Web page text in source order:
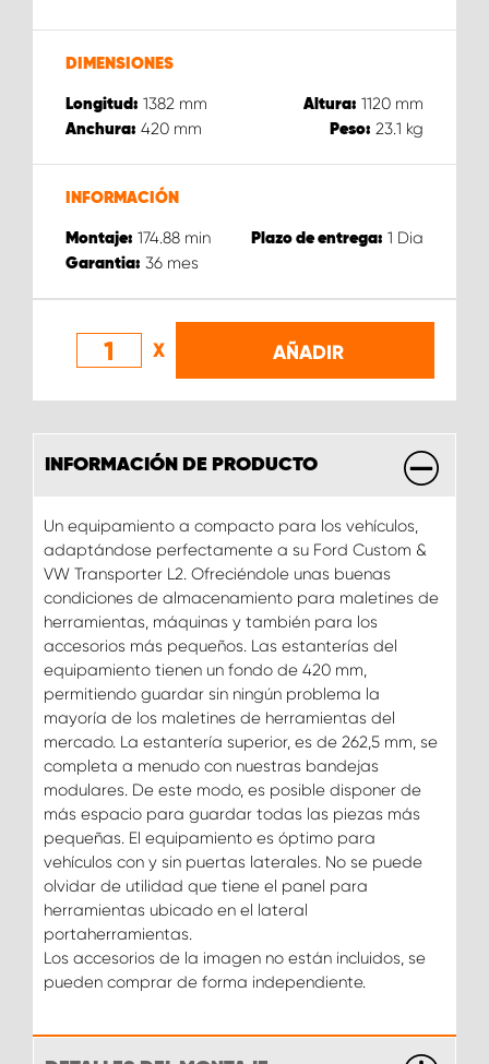
DIMENSIONES
Longitud: 1382 mm Altura: 1120 mm
Anchura: 420 mm Peso: 23.1 kg
INFORMACIÓN
Montaje: 174.88 min Plazo de entrega: 1 Dia
Garantia: 36 mes
X AÑADIR
INFORMACIÓN DE PRODUCTO
Un equipamiento a compacto para los vehículos,
adaptándose perfectamente a su Ford Custom &
VW Transporter L2. Ofreciéndole unas buenas
condiciones de almacenamiento para maletines de
herramientas, máquinas y también para los
accesorios más pequeños. Las estanterías del
equipamiento tienen un fondo de 420 mm,
permitiendo guardar sin ningún problema la
mayoría de los maletines de herramientas del
mercado. La estantería superior, es de 262,5 mm, se
completa a menudo con nuestras bandejas
modulares. De este modo, es posible disponer de
más espacio para guardar todas las piezas más
pequeñas. El equipamiento es óptimo para
vehículos con y sin puertas laterales. No se puede
olvidar de utilidad que tiene el panel para
herramientas ubicado en el lateral
portaherramientas.
Los accesorios de la imagen no están incluidos, se
pueden comprar de forma independiente.